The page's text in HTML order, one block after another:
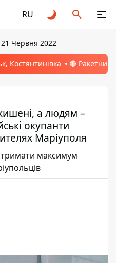
RU
Червня 2022
Костянтинівка 🔴 Ракетний
а людям –
окупанти
Маріуполя
максимум